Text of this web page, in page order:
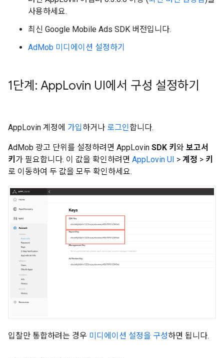
사용하세요.
최신 Google Mobile Ads SDK 버전입니다.
AdMob 미디에이션 설정하기
1단계: AppLovin UI에서 구성 설정하기
AppLovin 계정에 가입 하거나 로그인합니다.
AdMob 광고 단위를 설정하려면 AppLovin SDK 키 와 보고서
키 가 필요합니다. 이 값을 확인하려면 AppLovin UI > 계정 > 키
로 이동하여 두 값을 모두 확인하세요.
입찰만 통합하려는 경우 미디에이션 설정을 구성하면 됩니다.